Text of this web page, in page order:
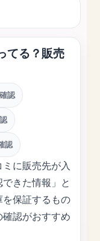
てる？販売
認
認
に販売先が入
きた情報」と
保証するもの
認がおすすめ